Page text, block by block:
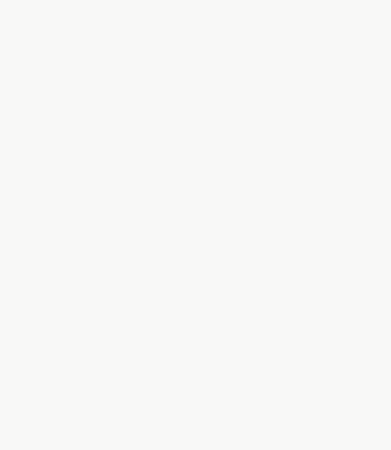
день буде наповнений
Будь завжди щасливою та
ти — серце нашої родини та
весни в душі, легкості в кожному